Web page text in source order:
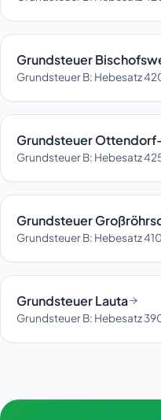
Grundsteuer
Grundsteuer B: Hebesatz
Grundsteuer
Grundsteuer B: Hebesatz
Grundsteuer
Grundsteuer B: Hebesatz
Grundsteuer Lauta
Grundsteuer B: Hebesatz